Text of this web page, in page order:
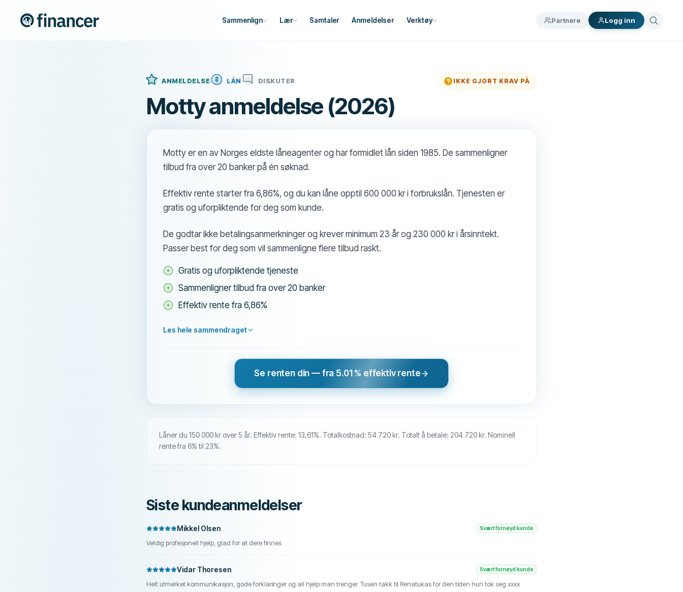
Sammenlign Lær Samtaler Anmeldelser Verktøy Partnere Logg inn
ANMELDELSE LÅN DISKUTER IKKE GJORT KRAV PÅ
Motty anmeldelse (2026)
Motty er en av Norges eldste låneagenter og har formidlet lån siden 1985. De sammenligner
tilbud fra over 20 banker på én søknad.
Effektiv rente starter fra 6,86%, og du kan låne opptil 600 000 kr i forbrukslån. Tjenesten er
gratis og uforpliktende for deg som kunde.
De godtar ikke betalingsanmerkninger og krever minimum 23 år og 230 000 kr i årsinntekt.
Passer best for deg som vil sammenligne flere tilbud raskt.
Gratis og uforpliktende tjeneste
Sammenligner tilbud fra over 20 banker
Effektiv rente fra 6,86%
Les hele sammendraget
Se renten din — fra 5.01 % effektiv rente
Låner du 150 000 kr over 5 år. Effektiv rente: 13,61%. Totalkostnad: 54 720 kr. Totalt å betale: 204 720 kr. Nominell
rente fra 6% til 23%.
Siste kundeanmeldelser
Mikkel Olsen Svært fornøyd kunde
Veldig profesjonell hjelp, glad for at dere finnes
Vidar Thoresen Svært fornøyd kunde
Helt utmerket kommunikasjon, gode forklaringer og all hjelp man trenger. Tusen takk til Renatukas for den tiden hun tok seg xxxx